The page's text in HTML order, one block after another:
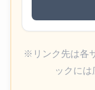
※リンク先は各
ックには